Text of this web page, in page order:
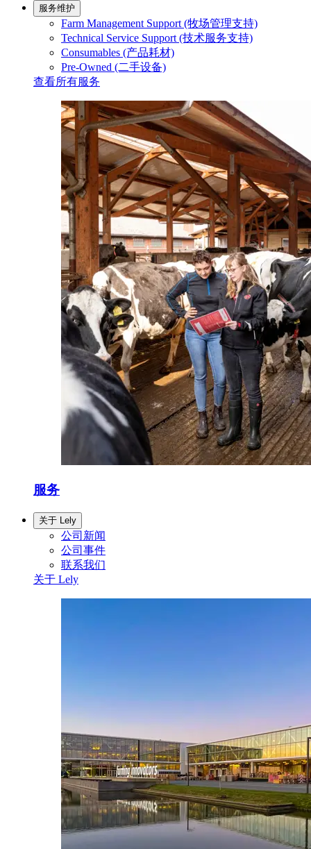
服务维护
Farm Management Support (牧场管理支持)
Technical Service Support (技术服务支持)
Consumables (产品耗材)
Pre-Owned (二手设备)
查看所有服务
服务
关于 Lely
公司新闻
公司事件
联系我们
关于 Lely